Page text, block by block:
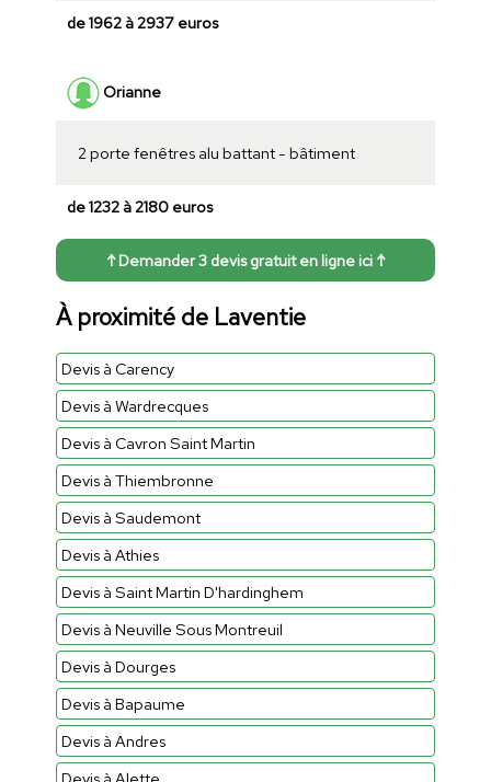
de 1962 à 2937 euros
Orianne
2 porte fenêtres alu battant - bâtiment
de 1232 à 2180 euros
↑ Demander 3 devis gratuit en ligne ici ↑
À proximité de Laventie
Devis à Carency
Devis à Wardrecques
Devis à Cavron Saint Martin
Devis à Thiembronne
Devis à Saudemont
Devis à Athies
Devis à Saint Martin D'hardinghem
Devis à Neuville Sous Montreuil
Devis à Dourges
Devis à Bapaume
Devis à Andres